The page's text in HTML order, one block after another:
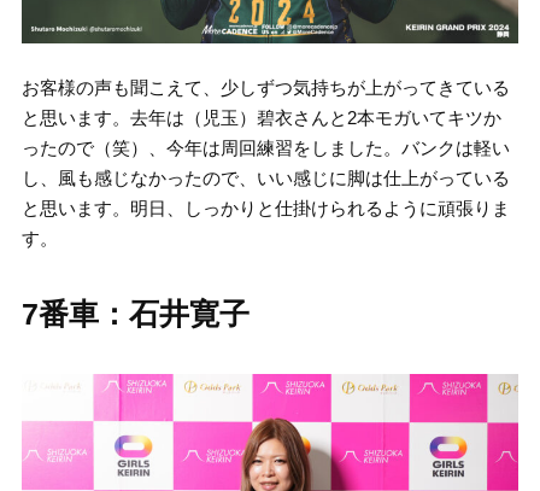
お客様の声も聞こえて、少しずつ気持ちが上がってきている
と思います。去年は（児玉）碧衣さんと2本モガいてキツか
ったので（笑）、今年は周回練習をしました。バンクは軽い
し、風も感じなかったので、いい感じに脚は仕上がっている
と思います。明日、しっかりと仕掛けられるように頑張りま
す。
7番車：石井寛子